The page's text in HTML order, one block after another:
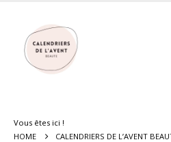
Vous êtes ici !
HOME
CALENDRIERS DE L’AVENT